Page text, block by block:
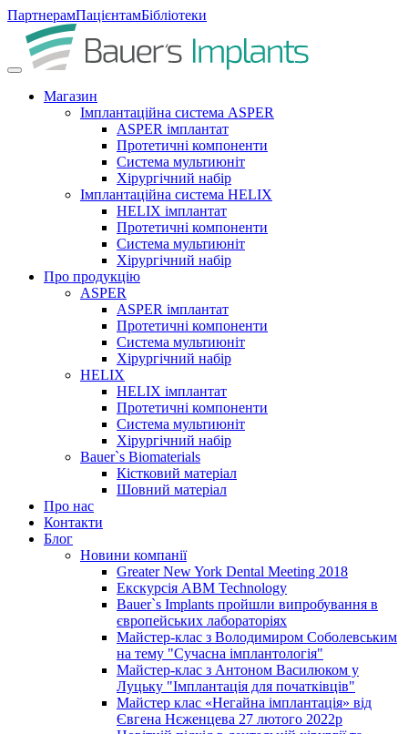
ПартнерамПацієнтамБібліотеки
Магазин
Імплантаційна система ASPER
ASPER імплантат
Протетичні компоненти
Система мультиюніт
Хірургічний набір
Імплантаційна система HELIX
HELIX імплантат
Протетичні компоненти
Система мультиюніт
Хірургічний набір
Про продукцію
ASPER
ASPER імплантат
Протетичні компоненти
Система мультиюніт
Хірургічний набір
HELIX
HELIX імплантат
Протетичні компоненти
Система мультиюніт
Хірургічний набір
Bauer`s Biomaterials
Кістковий матеріал
Шовний матеріал
Про нас
Контакти
Блог
Новини компанії
Greater New York Dental Meeting 2018
Екскурсія ABM Technology
Bauer`s Implants пройшли випробування в
європейських лабораторіях
Майстер-клас з Володимиром Соболевським
на тему "Сучасна імплантологія"
Майстер-клас з Антоном Василюком у
Луцьку "Імплантація для початківців"
Майстер клас «Негайна імплантація» від
Євгена Нєженцева 27 лютого 2022р